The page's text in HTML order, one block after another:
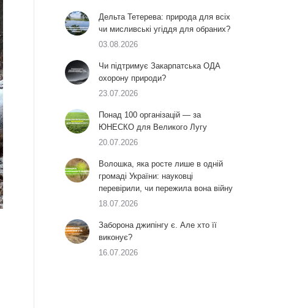
Дельта Тетерева: природа для всіх
чи мисливські угіддя для обраних?
03.08.2026
Чи підтримує Закарпатська ОДА
охорону природи?
23.07.2026
Понад 100 організацій — за
ЮНЕСКО для Великого Лугу
20.07.2026
Волошка, яка росте лише в одній
громаді України: науковці
перевірили, чи пережила вона війну
18.07.2026
Заборона джипінгу є. Але хто її
виконує?
16.07.2026